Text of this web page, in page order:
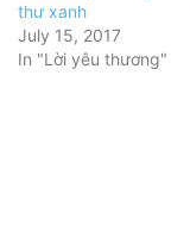
thư xanh
July 15, 2017
In "Lời yêu thương"